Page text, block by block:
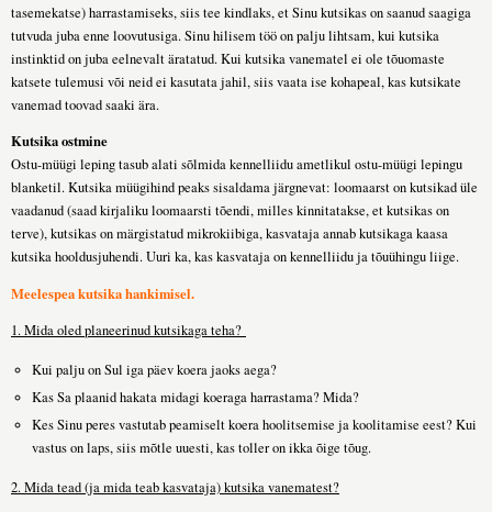
tasemekatse) harrastamiseks, siis tee kindlaks, et Sinu kutsikas on saanud saagiga
tutvuda juba enne loovutusiga. Sinu hilisem töö on palju lihtsam, kui kutsika
instinktid on juba eelnevalt äratatud. Kui kutsika vanematel ei ole tõuomaste
katsete tulemusi või neid ei kasutata jahil, siis vaata ise kohapeal, kas kutsikate
vanemad toovad saaki ära.
Kutsika ostmine
Ostu-müügi leping tasub alati sõlmida kennelliidu ametlikul ostu-müügi lepingu
blanketil. Kutsika müügihind peaks sisaldama järgnevat: loomaarst on kutsikad üle
vaadanud (saad kirjaliku loomaarsti tõendi, milles kinnitatakse, et kutsikas on
terve), kutsikas on märgistatud mikrokiibiga, kasvataja annab kutsikaga kaasa
kutsika hooldusjuhendi. Uuri ka, kas kasvataja on kennelliidu ja tõuühingu liige.
Meelespea kutsika hankimisel.
1. Mida oled planeerinud kutsikaga teha?
Kui palju on Sul iga päev koera jaoks aega?
Kas Sa plaanid hakata midagi koeraga harrastama? Mida?
Kes Sinu peres vastutab peamiselt koera hoolitsemise ja koolitamise eest? Kui
vastus on laps, siis mõtle uuesti, kas toller on ikka õige tõug.
2. Mida tead (ja mida teab kasvataja) kutsika vanematest?